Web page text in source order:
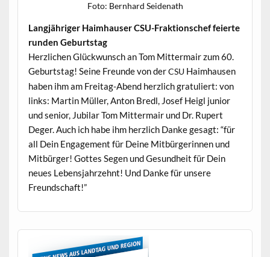
Foto: Bern­hard Seidenath
Langjähriger Haimhauser CSU-Frak­tion­schef feierte
run­den Geburtstag
Her­zlichen Glück­wun­sch an Tom Mit­ter­mair zum 60.
Geburt­stag! Seine Fre­unde von derCSUHaimhausen
haben ihm am Fre­itag-Abend her­zlich grat­uliert: von
links: Mar­tin Müller, Anton Bredl, Josef Hei­gl junior
und senior, Jubi­lar Tom Mit­ter­mair und Dr. Rupert
Deger. Auch ich habe ihm her­zlich Danke gesagt: “für
all Dein Engage­ment für Deine Mit­bürg­erin­nen und
Mit­bürg­er! Gottes Segen und Gesund­heit für Dein
neues Leben­s­jahrzehnt! Und Danke für unsere
Freundschaft!”